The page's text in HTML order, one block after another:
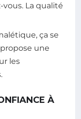
La qualité
ça se
une
les
À